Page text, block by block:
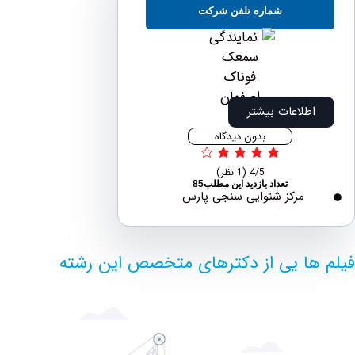
شماره تلفن شرکت
اطلاعات بیشتر
بدون دیدگاه
تعداد بازدید این مطلب85
مرکز شنوایی سنجی پارس
یی از دکترهای متخصص این رشته